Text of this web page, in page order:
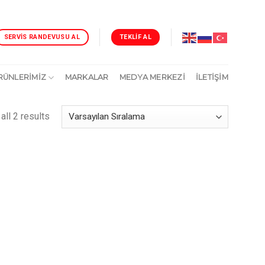
SERVIS RANDEVUSU AL TEKLIF AL
MARKALAR MEDYA MERKEZİ İLETIŞIM
2 results